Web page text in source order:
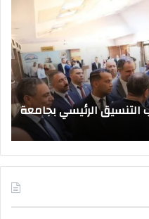
التنسيق الرئيسي بجامعة